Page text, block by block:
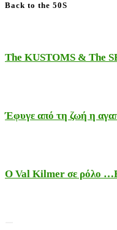
Back to the 50S
The KUSTOMS & The
Έφυγε από τη ζωή η
Ο Val Kilmer σε ρόλο